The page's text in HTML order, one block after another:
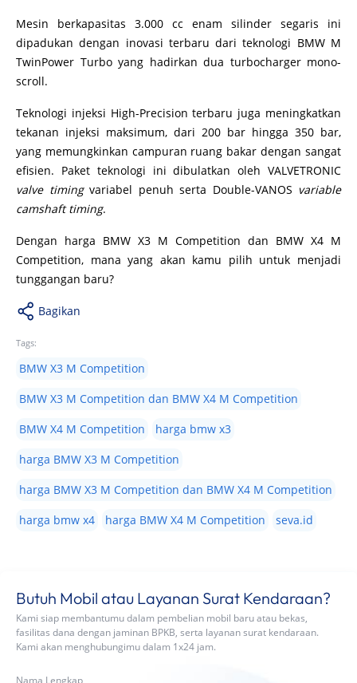
Mesin berkapasitas 3.000 cc enam silinder segaris ini
dipadukan dengan inovasi terbaru dari teknologi BMW M
TwinPower Turbo yang hadirkan dua turbocharger mono-
scroll.
Teknologi injeksi High-Precision terbaru juga meningkatkan
tekanan injeksi maksimum, dari 200 bar hingga 350 bar,
yang memungkinkan campuran ruang bakar dengan sangat
efisien. Paket teknologi ini dibulatkan oleh VALVETRONIC
valve timingvariabel penuh serta Double-VANOS variable
camshaft timing.
Dengan harga BMW X3 M Competition dan BMW X4 M
Competition, mana yang akan kamu pilih untuk menjadi
tunggangan baru?
Bagikan
Tags:
BMW X3 M Competition
BMW X3 M Competition dan BMW X4 M Competition
BMW X4 M Competition
harga bmw x3
harga BMW X3 M Competition
harga BMW X3 M Competition dan BMW X4 M Competition
harga bmw x4
harga BMW X4 M Competition seva.id
Butuh Mobil atau Layanan Surat Kendaraan?
Kami siap membantumu dalam pembelian mobil baru atau bekas,
fasilitas dana dengan jaminan BPKB, serta layanan surat kendaraan.
Kami akan menghubungimu dalam 1x24 jam.
Nama Lengkap